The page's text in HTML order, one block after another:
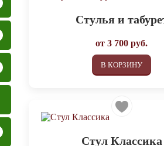
Стулья и
от3 700 руб.
В КОРЗИНУ
Стул Классика